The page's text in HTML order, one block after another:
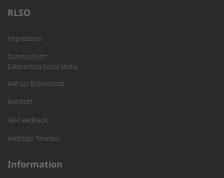
RLSO
Impressum
Datenschutz
Datenschutz Social Media
Anfrage Datenschutz
Kontakt
SR-Feedback
wichtige Termine
Information